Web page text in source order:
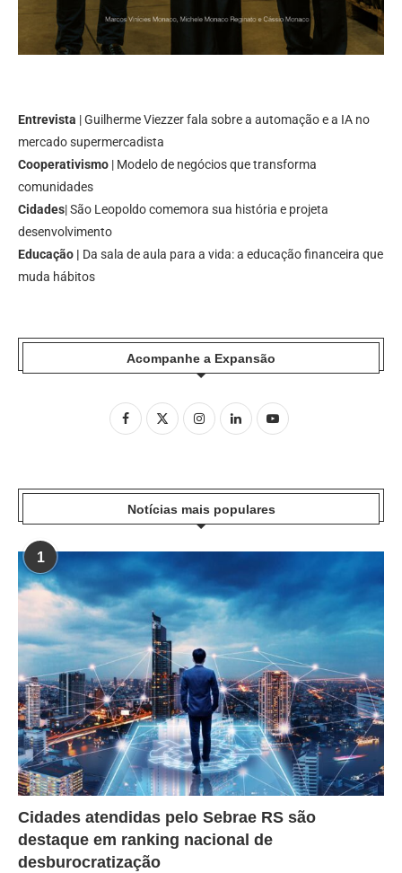
Entrevista | Guilherme Viezzer fala sobre a automação e a IA no
mercado supermercadista
Cooperativismo | Modelo de negócios que transforma
comunidades
Cidades| São Leopoldo comemora sua história e projeta
desenvolvimento
Educação | Da sala de aula para a vida: a educação financeira que
muda hábitos
Acompanhe a Expansão
Notícias mais populares
1
Cidades atendidas pelo Sebrae RS são
destaque em ranking nacional de
desburocratização